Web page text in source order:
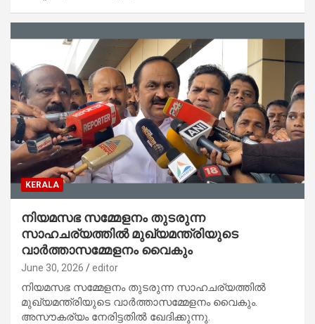
KERALA
നിയമസഭ സമ്മേളനം തുടരുന്ന
സാഹചര്യത്തില്‍ മുഖ്യമന്ത്രിയുടെ
വാര്‍ത്താസമ്മേളനം വൈകും
June 30, 2026 editor
നിയമസഭ സമ്മേളനം തുടരുന്ന സാഹചര്യത്തില്‍
മുഖ്യമന്ത്രിയുടെ വാര്‍ത്താസമ്മേളനം വൈകും.
അസൗകര്യം നേരിട്ടതില്‍ ഖേദിക്കുന്നു.